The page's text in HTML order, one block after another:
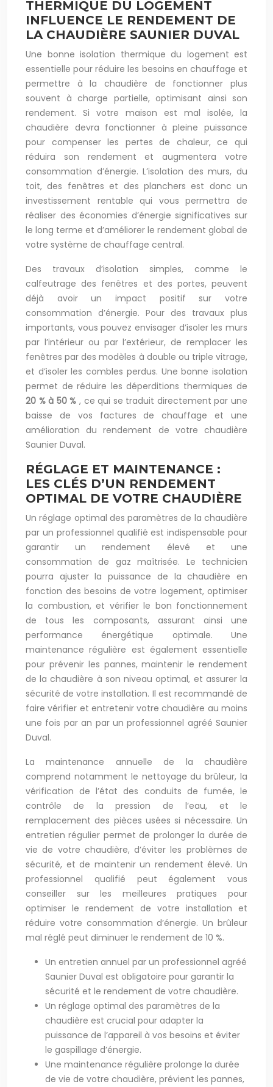
THERMIQUE DU LOGEMENT
INFLUENCE LE RENDEMENT DE
LA CHAUDIÈRE SAUNIER DUVAL
Une bonne isolation thermique du logement est
essentielle pour réduire les besoins en chauffage et
permettre à la chaudière de fonctionner plus
souvent à charge partielle, optimisant ainsi son
rendement. Si votre maison est mal isolée, la
chaudière devra fonctionner à pleine puissance
pour compenser les pertes de chaleur, ce qui
réduira son rendement et augmentera votre
consommation d’énergie. L’isolation des murs, du
toit, des fenêtres et des planchers est donc un
investissement rentable qui vous permettra de
réaliser des économies d’énergie significatives sur
le long terme et d’améliorer le rendement global de
votre système de chauffage central.
Des travaux d’isolation simples, comme le
calfeutrage des fenêtres et des portes, peuvent
déjà avoir un impact positif sur votre
consommation d’énergie. Pour des travaux plus
importants, vous pouvez envisager d’isoler les murs
par l’intérieur ou par l’extérieur, de remplacer les
fenêtres par des modèles à double ou triple vitrage,
et d’isoler les combles perdus. Une bonne isolation
permet de réduire les déperditions thermiques de
20 % à 50 % , ce qui se traduit directement par une
baisse de vos factures de chauffage et une
amélioration du rendement de votre chaudière
Saunier Duval.
RÉGLAGE ET MAINTENANCE :
LES CLÉS D’UN RENDEMENT
OPTIMAL DE VOTRE CHAUDIÈRE
Un réglage optimal des paramètres de la chaudière
par un professionnel qualifié est indispensable pour
garantir un rendement élevé et une
consommation de gaz maîtrisée. Le technicien
pourra ajuster la puissance de la chaudière en
fonction des besoins de votre logement, optimiser
la combustion, et vérifier le bon fonctionnement
de tous les composants, assurant ainsi une
performance énergétique optimale. Une
maintenance régulière est également essentielle
pour prévenir les pannes, maintenir le rendement
de la chaudière à son niveau optimal, et assurer la
sécurité de votre installation. Il est recommandé de
faire vérifier et entretenir votre chaudière au moins
une fois par an par un professionnel agréé Saunier
Duval.
La maintenance annuelle de la chaudière
comprend notamment le nettoyage du brûleur, la
vérification de l’état des conduits de fumée, le
contrôle de la pression de l’eau, et le
remplacement des pièces usées si nécessaire. Un
entretien régulier permet de prolonger la durée de
vie de votre chaudière, d’éviter les problèmes de
sécurité, et de maintenir un rendement élevé. Un
professionnel qualifié peut également vous
conseiller sur les meilleures pratiques pour
optimiser le rendement de votre installation et
réduire votre consommation d’énergie. Un brûleur
mal réglé peut diminuer le rendement de 10 %.
Un entretien annuel par un professionnel agréé
Saunier Duval est obligatoire pour garantir la
sécurité et le rendement de votre chaudière.
Un réglage optimal des paramètres de la
chaudière est crucial pour adapter la
puissance de l’appareil à vos besoins et éviter
le gaspillage d’énergie.
Une maintenance régulière prolonge la durée
de vie de votre chaudière, prévient les pannes,